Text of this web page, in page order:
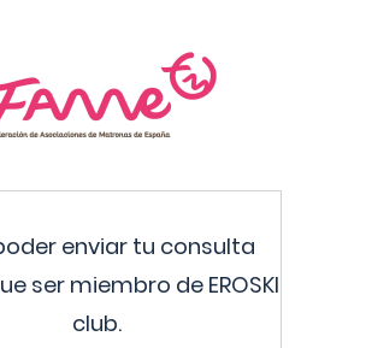
enviar tu consulta
ser miembro de EROSKI
club.